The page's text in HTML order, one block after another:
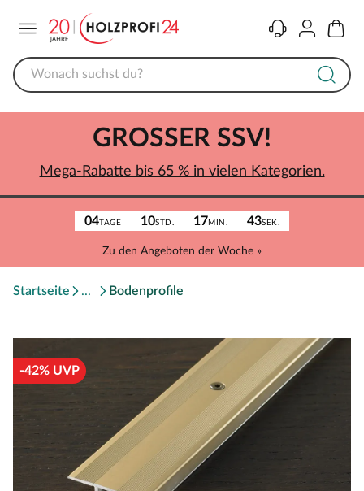
KontaktKonto
04TAGE 10STD. 17MIN. 43SEK.
Zu den Angeboten der Woche »
GROSSER SSV!
Mega-Rabatte bis 65 % in vielen Kategorien.
Startseite Bodenprofile
-42% UVP